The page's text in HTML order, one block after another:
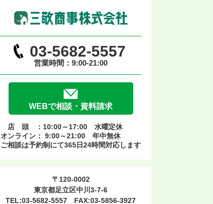
03-5682-5557
営業時間：9:00-21:00
WEBで相談・資料請求
店 頭 ：10:00～17:00 水曜定休
オンライン： 9:00～21:00 年中無休
ご相談は予約制にて365日24時間対応します
〒120-0002
東京都足立区中川3-7-6
TEL:03-5682-5557 FAX:03-5856-3927